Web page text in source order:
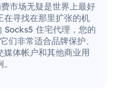
市场无疑是世界上最好
在寻找在那里扩张的机
住宅代理，您的
们非常适合品牌保护、
体帐户和其他商业用